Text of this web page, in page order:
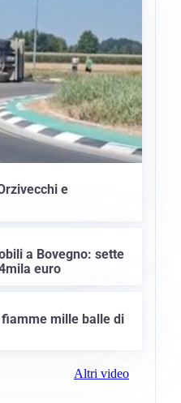
e
a Bovegno: sette
euro
mille balle di
Altri video